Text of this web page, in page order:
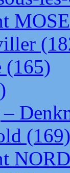
(165)
–
(169)
NORD